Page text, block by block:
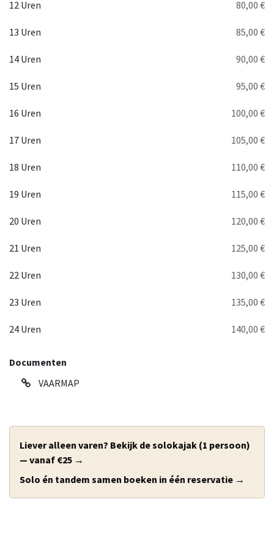
12 Uren 80,00 €
13 Uren 85,00 €
14 Uren 90,00 €
15 Uren 95,00 €
16 Uren 100,00 €
17 Uren 105,00 €
18 Uren 110,00 €
19 Uren 115,00 €
20 Uren 120,00 €
21 Uren 125,00 €
22 Uren 130,00 €
23 Uren 135,00 €
24 Uren 140,00 €
Documenten
VAARMAP
Liever alleen varen? Bekijk de solokajak (1 persoon)
— vanaf €25 →
Solo én tandem samen boeken in één reservatie →